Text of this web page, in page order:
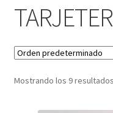
Porta Celulares
Pisabilletes
sombreros
Mostrando los 9 resultados